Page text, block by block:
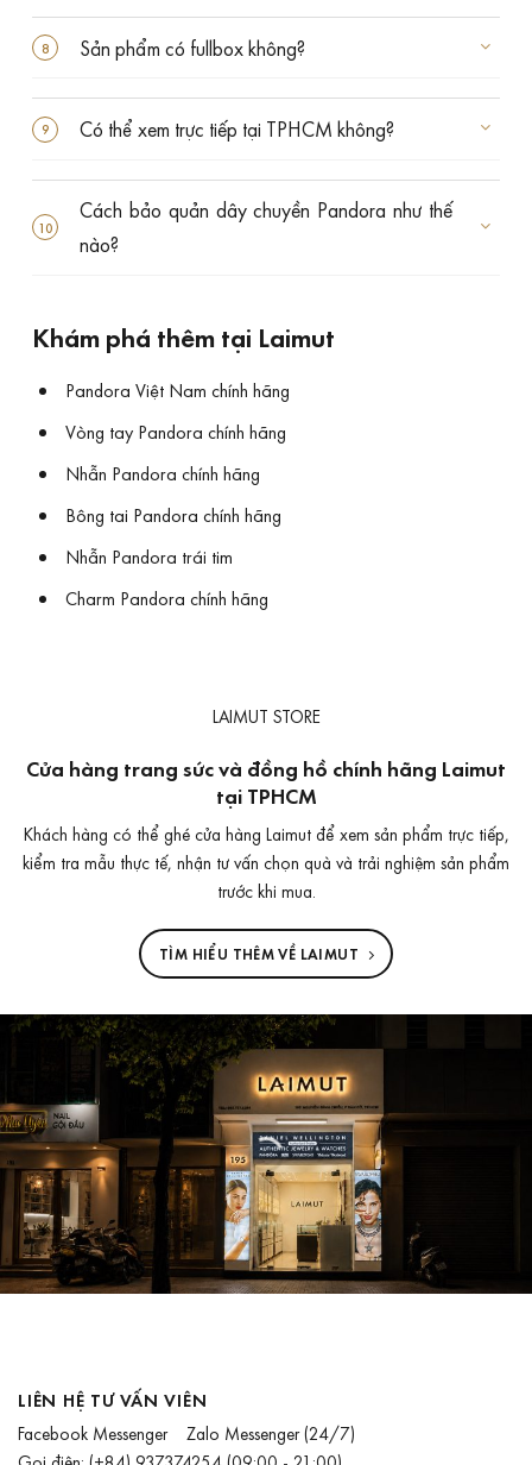
Sản phẩm có fullbox không?
Có thể xem trực tiếp tại TPHCM không?
Cách bảo quản dây chuyền Pandora như thế
nào?
Khám phá thêm tại Laimut
Pandora Việt Nam chính hãng
Vòng tay Pandora chính hãng
Nhẫn Pandora chính hãng
Bông tai Pandora chính hãng
Nhẫn Pandora trái tim
Charm Pandora chính hãng
LAIMUT STORE
Cửa hàng trang sức và đồng hồ chính hãng Laimut
tại TPHCM
Khách hàng có thể ghé cửa hàng Laimut để xem sản phẩm trực tiếp,
kiểm tra mẫu thực tế, nhận tư vấn chọn quà và trải nghiệm sản phẩm
trước khi mua.
TÌM HIỂU THÊM VỀ LAIMUT
LIÊN HỆ TƯ VẤN VIÊN
Facebook Messenger Zalo Messenger(24/7)